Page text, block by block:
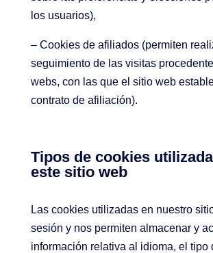
los usuarios),
– Cookies de afiliados (permiten
seguimiento de las visitas
webs, con las que el sitio web
contrato de afiliación).
Tipos de cookies
este sitio web
Las cookies utilizadas en nuestro
sesión y nos permiten almacenar y
información relativa al idioma, el tipo